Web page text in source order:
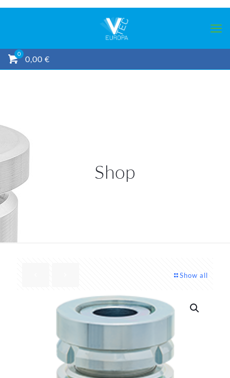
0
0,00 €
Shop
Show all